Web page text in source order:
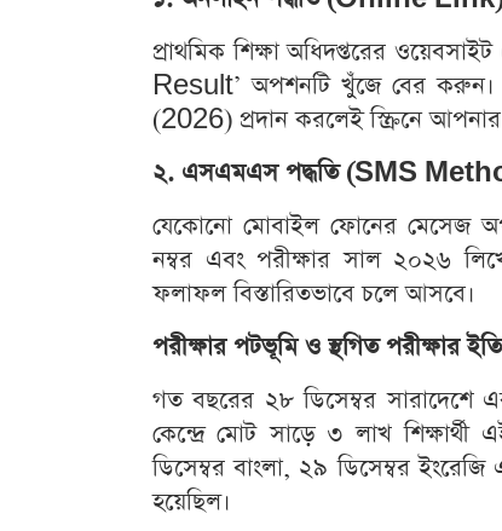
প্রাথমিক শিক্ষা অধিদপ্তরের
Result’ অপশনটি খুঁজে বের করুন।
(2026) প্রদান করলেই স্ক্রিনে আপনার
২. এসএমএস পদ্ধতি (SMS
যেকোনো মোবাইল ফোনের মেসেজ
নম্বর এবং পরীক্ষার সাল ২০২৬
ফলাফল বিস্তারিতভাবে চলে আসবে।
পরীক্ষার পটভূমি ও স্থগিত পরীক্ষার
গত বছরের ২৮ ডিসেম্বর সারাদেশে
কেন্দ্রে মোট সাড়ে ৩ লাখ
ডিসেম্বর বাংলা, ২৯ ডিসেম্বর
হয়েছিল।